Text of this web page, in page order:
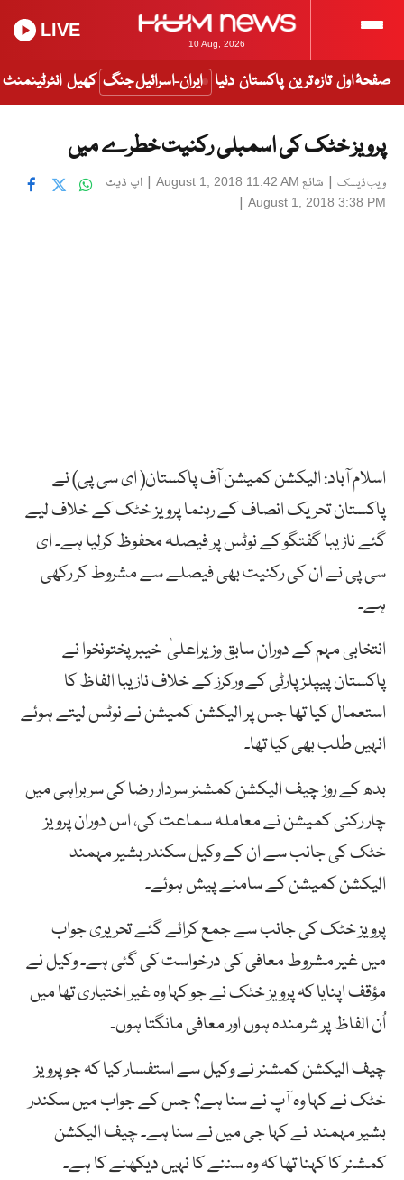
10 Aug, 2026
LIVE
صفحۂ اول تازہ ترین پاکستان دنیا ایران-اسرائیل جنگ کھیل انٹرٹینمنٹ
پرویز خٹک کی اسمبلی رکنیت خطرے میں
ویب ڈیسک | شائع August 1, 2018 11:42 AM
| اپ ڈیٹ
August 1, 2018 3:38 PM
|
اسلام آباد: الیکشن کمیشن آف پاکستان( ای سی پی) نے
پاکستان تحریک انصاف کے رہنما پرویز خٹک کے خلاف لیے
گئے نازیبا گفتگو کے نوٹس پر فیصلہ محفوظ کرلیا ہے۔ ای
سی پی نے ان کی رکنیت بھی فیصلے سے مشروط کر رکھی
ہے۔
انتخابی مہم کے دوران سابق وزیراعلیٰ خیبر پختونخوا نے
پاکستان پیپلزپارٹی کے ورکرز کے خلاف نازیبا الفاظ کا
استعمال کیا تھا جس پر الیکشن کمیشن نے نوٹس لیتے ہوئے
انہیں طلب بھی کیا تھا۔
بدھ کے روز چیف الیکشن کمشنر سردار رضا کی سربراہی میں
چار رکنی کمیشن نے معاملہ سماعت کی، اس دوران پرویز
خٹک کی جانب سے ان کے وکیل سکندر بشیر مہمند
الیکشن کمیشن کے سامنے پیش ہوئے۔
پرویز خٹک کی جانب سے جمع کرائے گئے تحریری جواب
میں غیر مشروط معافی کی درخواست کی گئی ہے۔ وکیل نے
مؤقف اپنایا کہ پرویز خٹک نے جو کہا وہ غیر اختیاری تھا میں
اُن الفاظ پر شرمندہ ہوں اور معافی مانگتا ہوں۔
چیف الیکشن کمشنر نے وکیل سے استفسار کیا کہ جو پرویز
خٹک نے کہا وہ آپ نے سنا ہے؟ جس کے جواب میں سکندر
بشیر مہمند نے کہا جی میں نے سنا ہے۔ چیف الیکشن
کمشنر کا کہنا تھا کہ وہ سننے کا نہیں دیکھنے کا ہے۔